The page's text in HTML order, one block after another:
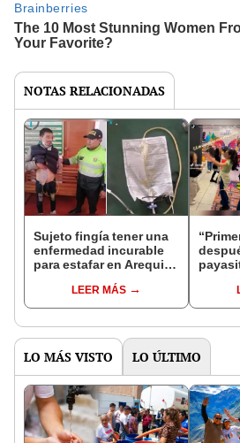
NOTAS RELACIONADAS
Sujeto fingía tener una
enfermedad incurable
para estafar en Arequipa
LEER MÁS
niños
LO MÁS VISTO LO ÚLTIMO